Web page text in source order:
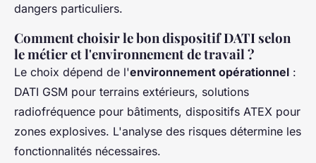
dangers particuliers.
Comment choisir le bon dispositif DATI selon
le métier et l'environnement de travail ?
Le choix dépend de l'environnement opérationnel :
DATI GSM pour terrains extérieurs, solutions
radiofréquence pour bâtiments, dispositifs ATEX pour
zones explosives. L'analyse des risques détermine les
fonctionnalités nécessaires.